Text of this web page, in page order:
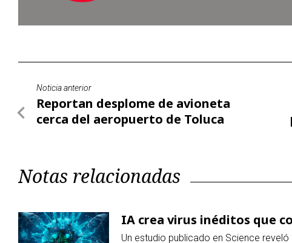
Reportan desplome de avioneta
Notas relacionadas
IA crea virus inéditos que
bacterias resistentes a tratamientos
combate a las infecciones.